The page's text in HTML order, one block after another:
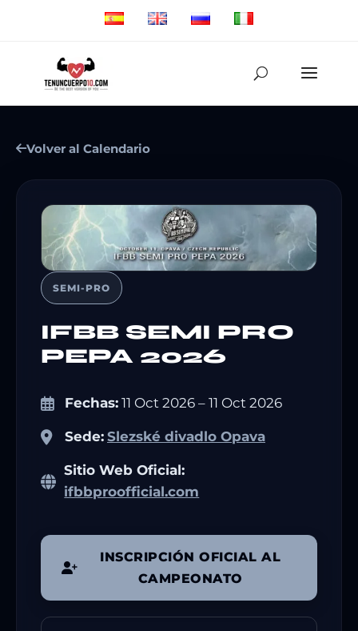
Volver al Calendario
SEMI-PRO
IFBB SEMI PRO
PEPA 2026
Fechas: 11 Oct 2026 – 11 Oct 2026
Sede: Slezské divadlo Opava
Sitio Web Oficial:
ifbbproofficial.com
INSCRIPCIÓN OFICIAL AL
CAMPEONATO